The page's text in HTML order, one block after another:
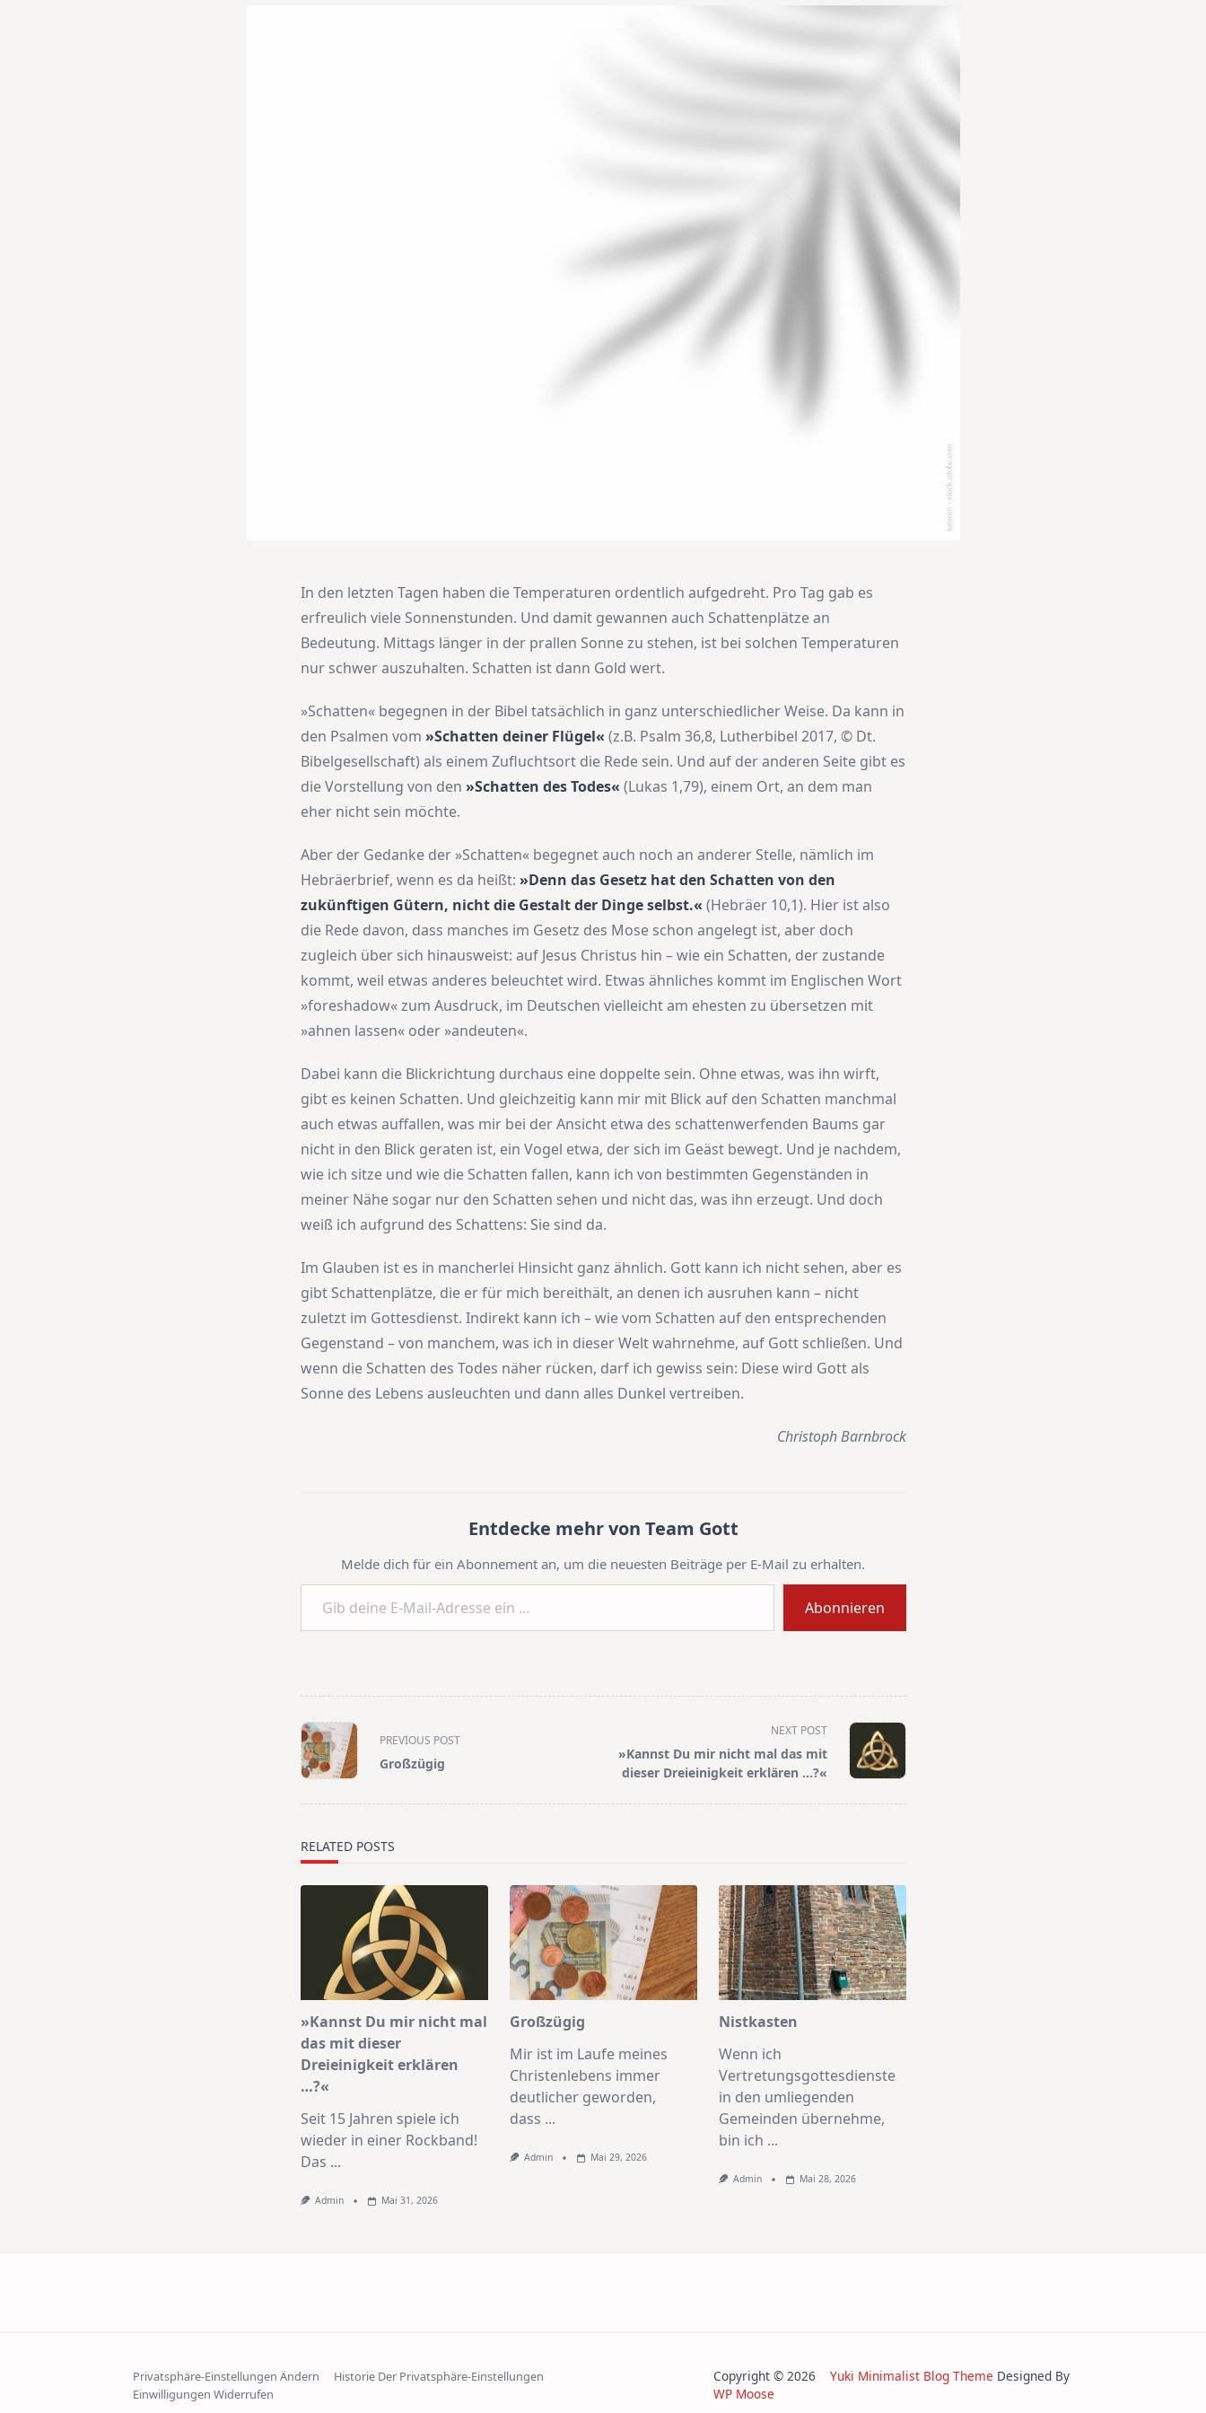
In den letzten Tagen haben die Temperaturen ordentlich aufgedreht. Pro Tag gab es
erfreulich viele Sonnenstunden. Und damit gewannen auch Schattenplätze an
Bedeutung. Mittags länger in der prallen Sonne zu stehen, ist bei solchen Temperaturen
nur schwer auszuhalten. Schatten ist dann Gold wert.
»Schatten« begegnen in der Bibel tatsächlich in ganz unterschiedlicher Weise. Da kann in
den Psalmen vom »Schatten deiner Flügel« (z.B. Psalm 36,8, Lutherbibel 2017, © Dt.
Bibelgesellschaft) als einem Zufluchtsort die Rede sein. Und auf der anderen Seite gibt es
die Vorstellung von den »Schatten des Todes« (Lukas 1,79), einem Ort, an dem man
eher nicht sein möchte.
Aber der Gedanke der »Schatten« begegnet auch noch an anderer Stelle, nämlich im
Hebräerbrief, wenn es da heißt: »Denn das Gesetz hat den Schatten von den
zukünftigen Gütern, nicht die Gestalt der Dinge selbst.« (Hebräer 10,1). Hier ist also
die Rede davon, dass manches im Gesetz des Mose schon angelegt ist, aber doch
zugleich über sich hinausweist: auf Jesus Christus hin – wie ein Schatten, der zustande
kommt, weil etwas anderes beleuchtet wird. Etwas ähnliches kommt im Englischen Wort
»foreshadow« zum Ausdruck, im Deutschen vielleicht am ehesten zu übersetzen mit
»ahnen lassen« oder »andeuten«.
Dabei kann die Blickrichtung durchaus eine doppelte sein. Ohne etwas, was ihn wirft,
gibt es keinen Schatten. Und gleichzeitig kann mir mit Blick auf den Schatten manchmal
auch etwas auffallen, was mir bei der Ansicht etwa des schattenwerfenden Baums gar
nicht in den Blick geraten ist, ein Vogel etwa, der sich im Geäst bewegt. Und je nachdem,
wie ich sitze und wie die Schatten fallen, kann ich von bestimmten Gegenständen in
meiner Nähe sogar nur den Schatten sehen und nicht das, was ihn erzeugt. Und doch
weiß ich aufgrund des Schattens: Sie sind da.
Im Glauben ist es in mancherlei Hinsicht ganz ähnlich. Gott kann ich nicht sehen, aber es
gibt Schattenplätze, die er für mich bereithält, an denen ich ausruhen kann – nicht
zuletzt im Gottesdienst. Indirekt kann ich – wie vom Schatten auf den entsprechenden
Gegenstand – von manchem, was ich in dieser Welt wahrnehme, auf Gott schließen. Und
wenn die Schatten des Todes näher rücken, darf ich gewiss sein: Diese wird Gott als
Sonne des Lebens ausleuchten und dann alles Dunkel vertreiben.
Christoph Barnbrock
Entdecke mehr von Team Gott
Melde dich für ein Abonnement an, um die neuesten Beiträge per E-Mail zu erhalten.
Gib deine E-Mail-Adresse ein ...
Abonnieren
<span
class="nav-
subtitle
PREVIOUS POST
Großzügig
NEXT POST
»Kannst Du mir nicht mal das mit
dieser Dreieinigkeit erklären …?«
RELATED POSTS
»Kannst Du mir nicht mal
das mit dieser
Dreieinigkeit erklären
…?«
Seit 15 Jahren spiele ich
wieder in einer Rockband!
Das ...
Admin Mai 31, 2026
Großzügig
Mir ist im Laufe meines
Christenlebens immer
deutlicher geworden,
dass ...
Admin Mai 29, 2026
Nistkasten
Wenn ich
Vertretungsgottesdienste
in den umliegenden
Gemeinden übernehme,
bin ich ...
Admin Mai 28, 2026
Privatsphäre-Einstellungen Ändern
Historie Der Privatsphäre-Einstellungen
Einwilligungen Widerrufen
Copyright © 2026Yuki Minimalist Blog Theme Designed By
WP Moose